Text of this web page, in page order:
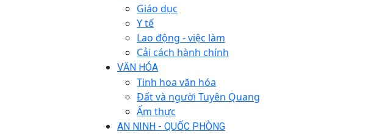
Giáo dục
Y tế
Lao động - việc làm
Cải cách hành chính
VĂN HÓA
Tinh hoa văn hóa
Đất và người Tuyên Quang
Ẩm thực
AN NINH - QUỐC PHÒNG